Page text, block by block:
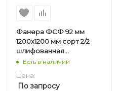
Фанера ФСФ 92 мм
1200х1200 мм сорт 2/2
шлифованная
березовая
Есть в наличии
Цена:
По запросу